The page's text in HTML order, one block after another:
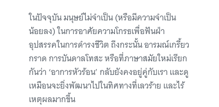
ในปัจจุบัน มนุษย์ไม่จำเป็น (หรือมีความจำเป็น
น้อยลง) ในการอาศัยความโกรธเพื่อฟันฝ่า
อุปสรรคในการดำรงชีวิต ถึงกระนั้น อารมณ์เกรี้ยว
กราด การบันดาลโทสะ หรือที่ภาษาสมัยใหม่เรียก
กันว่า ‘อาการหัวร้อน’ กลับยังคงอยู่คู่กับเรา และดู
เหมือนจะยิ่งพัฒนาไปในทิศทางที่เลวร้าย และไร้
เหตุผลมากขึ้น